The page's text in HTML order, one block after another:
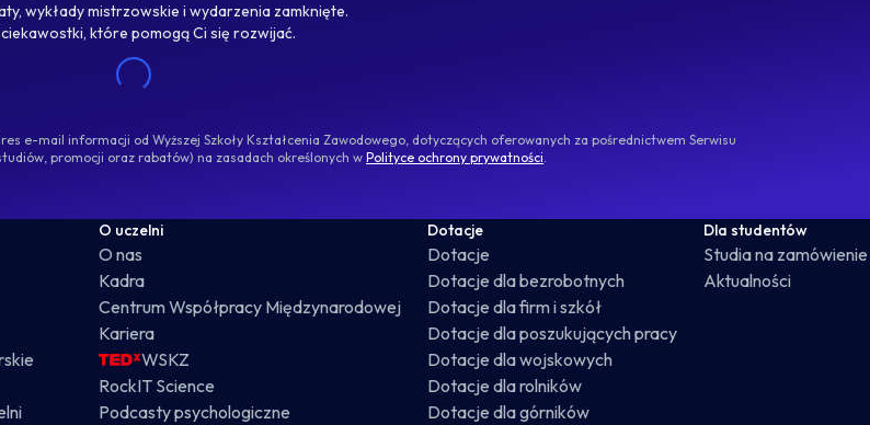
wykłady mistrzowskie i wydarzenia zamknięte.
które pomogą Ci się rozwijać.
e-mail informacji od Wyższej Szkoły Kształcenia Zawodowego, dotyczących oferowanych za pośrednictwem Serwisu
promocji oraz rabatów) na zasadach określonych w Polityce ochrony prywatności.
O uczelni
O nas
Kadra
Centrum Współpracy Międzynarodowej
Kariera
WSKZ
RockIT Science
Podcasty psychologiczne
Dotacje
Dotacje
Dotacje dla bezrobotnych
Dotacje dla firm i szkół
Dotacje dla poszukujących pracy
Dotacje dla wojskowych
Dotacje dla rolników
Dotacje dla górników
Dla studentów
Studia na zamówienie
Aktualności